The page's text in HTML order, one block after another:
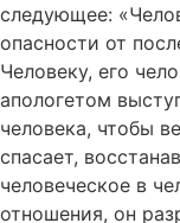
следующее:
опасности от
Человеку, его
апологетом
человека, чтобы
спасает,
человеческое в
отношения, он